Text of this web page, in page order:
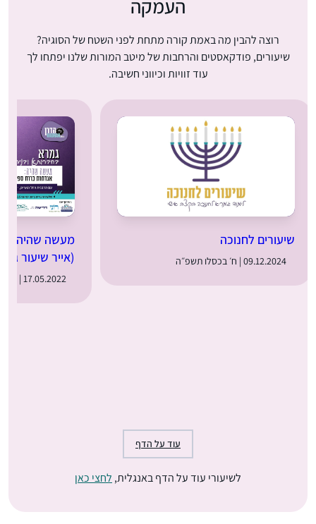
העמקה
רוצה להבין מה באמת קורה מתחת לפני השטח של הסוגיה?
שיעורים, פודקאסטים והרחבות של מיטב המורות שלנו יפתחו לך
עוד זוויות וכיווני חשיבה.
שיעורים לחנוכה
09.12.2024 | ח׳ בכסלו תשפ״ה
מעשה שהיה:
(אייר שיעור ג)
17.05.2022 | ט״ז באייר תשפ״ב
עוד על הדף
לשיעורי עוד על הדף באנגלית, לחצי כאן